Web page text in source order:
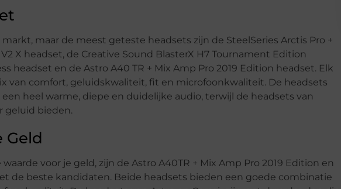
maar de meest geteste headsets zijn de SteelSeries Arctis Pro +
X headset, de Creative Sound BlasterX H7 Tournament Edition
headset en de Astro A40 TR + Mix Amp Pro 2019 Edition headset. Elk
van comfort, geluidskwaliteit, fit en microfoonkwaliteit. De headsets
een heel warme, diepe en duidelijke audio, terwijl de headsets van
geluid bieden.
Geld
voor je geld, zijn de Astro A40TR + Mix Amp Pro 2019 Edition en
de beste kandidaten. Beide headsets bieden een goede combinatie